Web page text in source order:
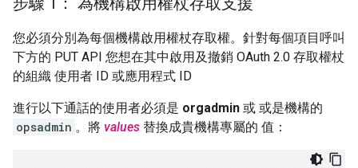
您必須分別為每個機構啟用權杖存取權。針對每個項目呼叫
下方的 PUT API 您想在其中啟用及撤銷 OAuth 2.0 存取權杖
的組織 使用者 ID 或應用程式 ID
進行以下通話的使用者必須是 orgadmin 或 或是機構的
opsadmin 。將 values 替換成貴機構專屬的 值：